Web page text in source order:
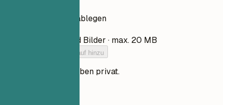
Lebenslauf hier ablegen
PDF, DOCX, TXT und Bilder · max. 20 MB
Füge deinen Lebenslauf hinzu
Deine Dateien bleiben privat.